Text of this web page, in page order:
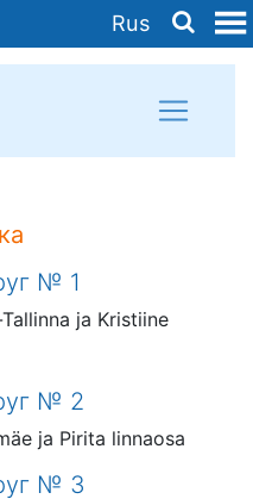
Rus
№ 1
ja Kristiine
№ 2
ja Pirita linnaosa
№ 3